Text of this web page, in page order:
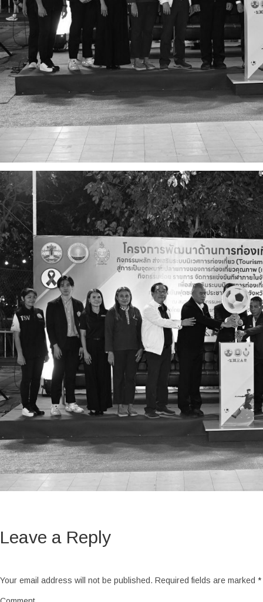
Leave a Reply
Your email address will not be published. Required fields are marked *